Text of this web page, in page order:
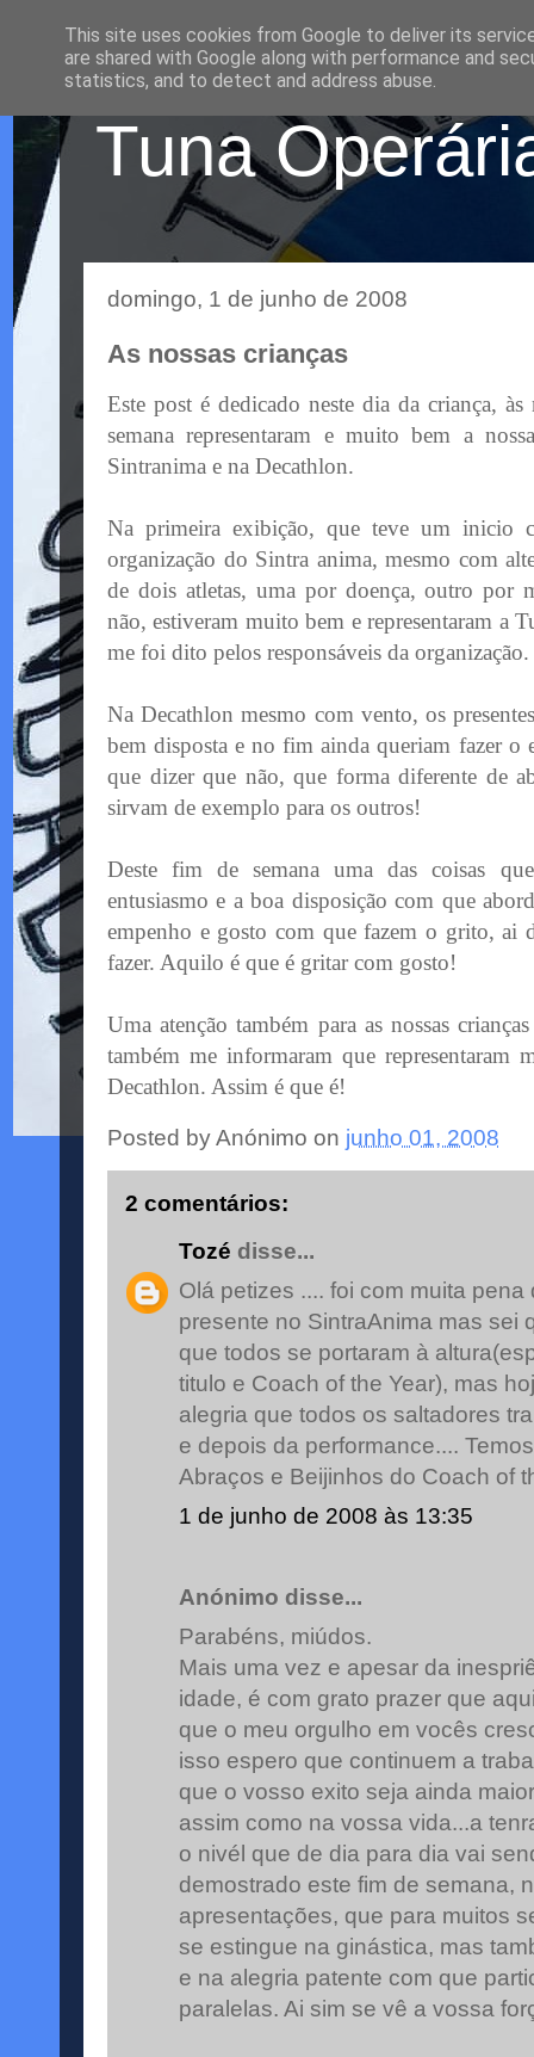
Tuna
domingo, 1 de junho de 2008
As nossas crianças
Este post é dedicado neste dia da criança,
semana representaram e muito bem a
Sintranima e na Decathlon.
Na primeira exibição, que teve um inicio
organização do Sintra anima, mesmo com
de dois atletas, uma por doença, outro por
não, estiveram muito bem e representaram a
me foi dito pelos responsáveis da organização.
Na Decathlon mesmo com vento, os
bem disposta e no fim ainda queriam fazer o
que dizer que não, que forma diferente de
sirvam de exemplo para os outros!
Deste fim de semana uma das coisas
entusiasmo e a boa disposição com que
empenho e gosto com que fazem o grito, ai
fazer. Aquilo é que é gritar com gosto!
Uma atenção também para as nossas
também me informaram que representaram
Decathlon. Assim é que é!
Posted byAnónimo on junho 01, 2008
2 comentários:
Tozé disse...
Olá petizes .... foi com muita
presente no SintraAnima mas sei
que todos se portaram à
titulo e Coach of the Year), mas
alegria que todos os saltadores
e depois da performance....
Abraços e Beijinhos do Coach of
1 de junho de 2008 às 13:35
Anónimo disse...
Parabéns, miúdos.
Mais uma vez e apesar da
idade, é com grato prazer que
que o meu orgulho em vocês
isso espero que continuem a
que o vosso exito seja ainda
assim como na vossa vida...a
o nivél que de dia para dia vai
demostrado este fim de semana,
apresentações, que para muitos
se estingue na ginástica, mas
e na alegria patente com que
paralelas. Ai sim se vê a vossa
This site uses cookies from Google to deliver its
are shared with Google along with performance and
statistics, and to detect and address abuse.